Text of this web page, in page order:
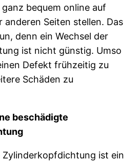
bequem online auf
anderen Seiten stellen. Das
denn ein Wechsel der
ist nicht günstig. Umso
Defekt frühzeitig zu
Schäden zu
beschädigte
Zylinderkopfdichtung ist ein